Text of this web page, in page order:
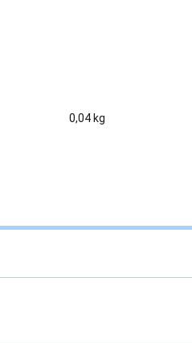
0,04 kg